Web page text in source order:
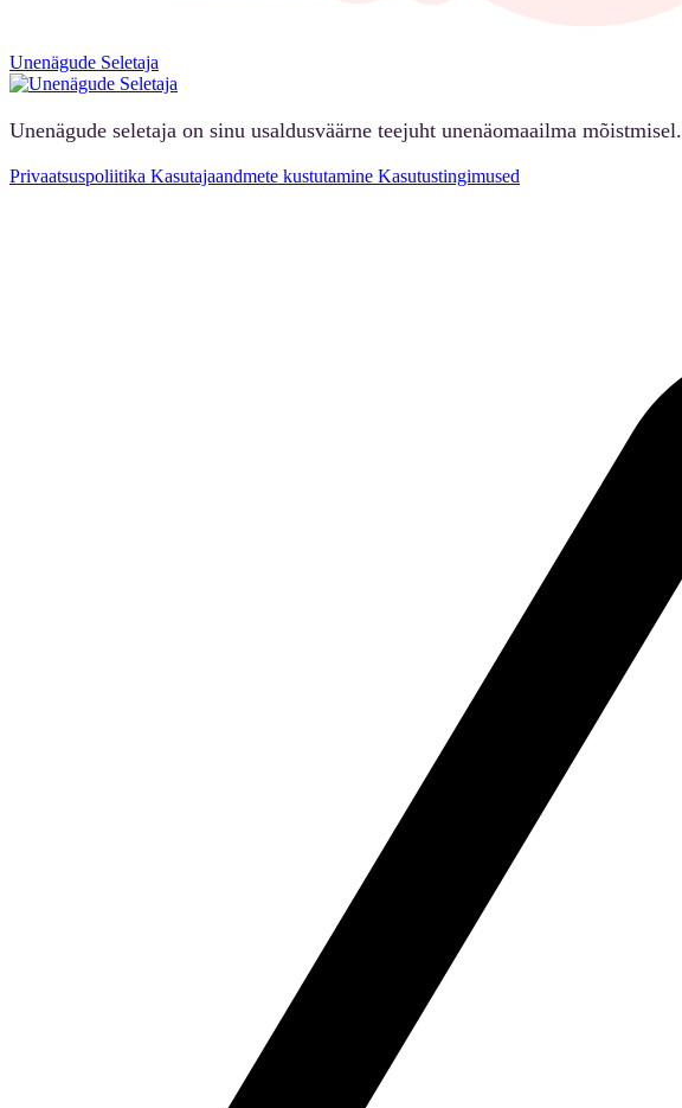
Unenägude Seletaja
Unenägude seletaja on sinu usaldusväärne teejuht unenäomaailma mõistmisel.
Privaatsuspoliitika Kasutajaandmete kustutamine Kasutustingimused